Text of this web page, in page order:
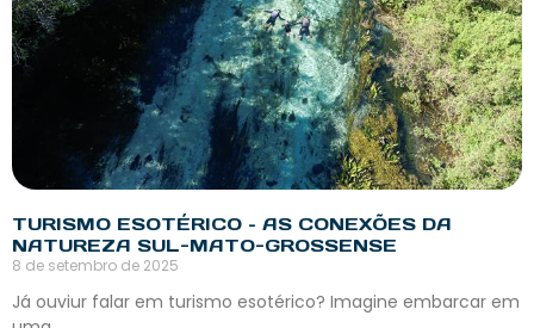
TURISMO ESOTÉRICO – AS CONEXÕES DA
NATUREZA SUL-MATO-GROSSENSE
8 de setembro de 2025
Já ouviur falar em turismo esotérico? Imagine embarcar em